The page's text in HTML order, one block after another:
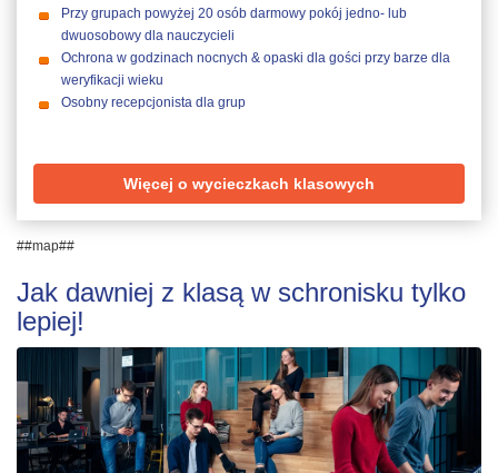
Przy grupach powyżej 20 osób darmowy pokój jedno- lub
dwuosobowy dla nauczycieli
Ochrona w godzinach nocnych & opaski dla gości przy barze dla
weryfikacji wieku
Osobny recepcjonista dla grup
Więcej o wycieczkach klasowych
##map##
Jak dawniej z klasą w schronisku tylko
lepiej!